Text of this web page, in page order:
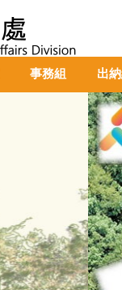
事務組 出